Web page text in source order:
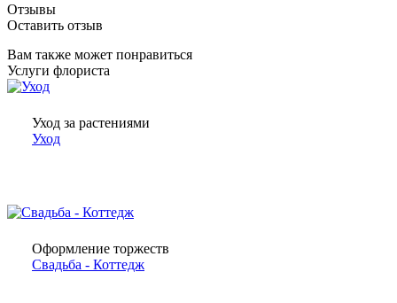
Отзывы
Оставить отзыв
Вам также может понравиться
Услуги флориста
Уход за растениями
Уход
Оформление торжеств
Свадьба - Коттедж